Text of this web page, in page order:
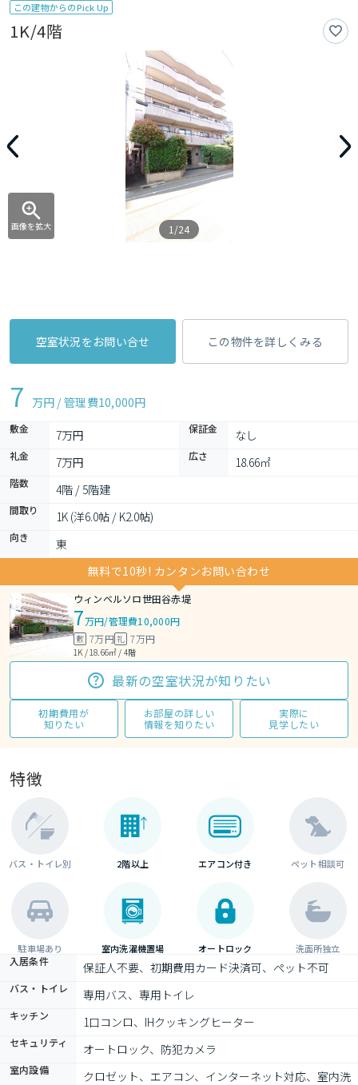
この建物からのPick Up
1K/4階
画像を拡大 1/24
空室状況をお問い合せ この物件を詳しくみる
7 万円 / 管理費10,000円
敷金 7万円 保証金 なし
礼金 7万円 広さ 18.66㎡
階数 4階 / 5階建
間取り 1K (洋6.0帖 / K2.0帖)
向き
東
無料で10秒! カンタンお問い合わせ
ウィンベルソロ世田谷赤堤
7万円/管理費10,000円
敷 7万円礼 7万円
1K / 18.66㎡ / 4階
最新の空室状況が知りたい
初期費用が
知りたい
お部屋の詳しい
情報を知りたい
実際に
見学したい
特徴
バス・トイレ別 2階以上 エアコン付き ペット相談可
駐車場あり 室内洗濯機置場 オートロック 洗面所独立
入居条件 保証人不要、初期費用カード決済可、ペット不可
バス・トイレ 専用バス、専用トイレ
キッチン 1口コンロ、IHクッキングヒーター
セキュリティ オートロック、防犯カメラ
室内設備
クロゼット、エアコン、インターネット対応、室内洗